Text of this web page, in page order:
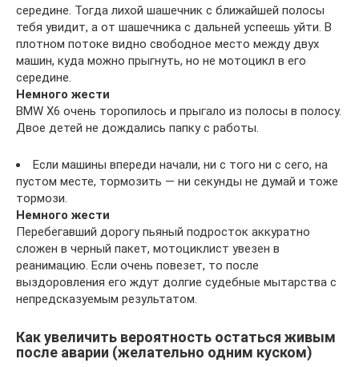
середине. Тогда лихой шашечник с ближайшей полосы
тебя увидит, а от шашечника с дальней успеешь уйти. В
плотном потоке видно свободное место между двух
машин, куда можно прыгнуть, но не мотоцикл в его
середине.
Немного жести
BMW X6 очень торопилось и прыгало из полосы в полосу.
Двое детей не дождались папку с работы.
Если машины впереди начали, ни с того ни с сего, на
пустом месте, тормозить — ни секунды не думай и тоже
тормози.
Немного жести
Перебегавший дорогу пьяный подросток аккуратно
сложен в черный пакет, мотоциклист увезен в
реанимацию. Если очень повезет, то после
выздоровления его ждут долгие судебные мытарства с
непредсказуемым результатом.
Как увеличить вероятность остаться живым
после аварии (желательно одним куском)